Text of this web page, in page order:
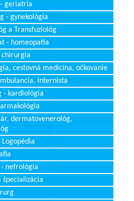
geriatria
- gynekológia
a Transfuziológ
- homeopatia
cestovná medicína, očkovanie
internista
- kardiológia
dermatovenerológ,
Logopédia
nefrológia
špecializácia